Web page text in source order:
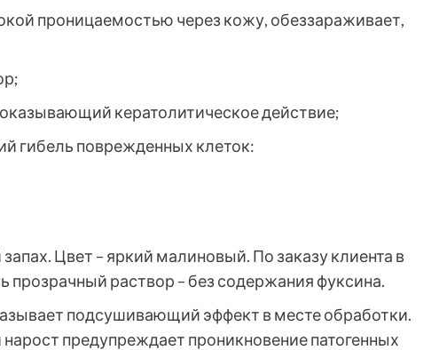
проницаемостью через кожу, обеззараживает,
кератолитическое действие;
гибель поврежденных клеток:
Цвет – яркий малиновый. По заказу клиента в
прозрачный раствор – без содержания фуксина.
подсушивающий эффект в месте обработки.
предупреждает проникновение патогенных